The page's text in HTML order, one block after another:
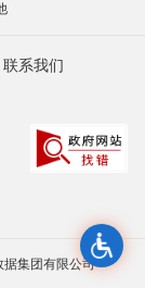
联系我们
据集团有限公司